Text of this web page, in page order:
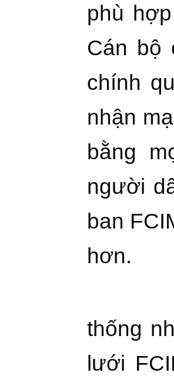
phù
Cán bộ
chính
nhận
bằng
người
ban
hơn.
thống
lưới